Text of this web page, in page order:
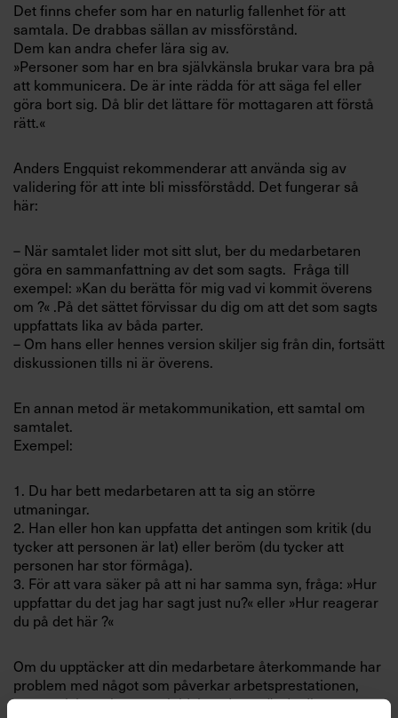
Det finns chefer som har en naturlig fallenhet för att
samtala. De drabbas sällan av missförstånd.
Dem kan andra chefer lära sig av.
»Personer som har en bra självkänsla brukar vara bra på
att kommunicera. De är inte rädda för att säga fel eller
göra bort sig. Då blir det lättare för mottagaren att förstå
rätt.«
Anders Engquist rekommenderar att använda sig av
validering för att inte bli missförstådd. Det fungerar så
här:
– När samtalet lider mot sitt slut, ber du medarbetaren
göra en sammanfattning av det som sagts. Fråga till
exempel: »Kan du berätta för mig vad vi kommit överens
om ?« .På det sättet förvissar du dig om att det som sagts
uppfattats lika av båda parter.
– Om hans eller hennes version skiljer sig från din, fortsätt
diskussionen tills ni är överens.
En annan metod är metakommunikation, ett samtal om
samtalet.
Exempel:
1. Du har bett medarbetaren att ta sig an större
utmaningar.
2. Han eller hon kan uppfatta det antingen som kritik (du
tycker att personen är lat) eller beröm (du tycker att
personen har stor förmåga).
3. För att vara säker på att ni har samma syn, fråga: »Hur
uppfattar du det jag har sagt just nu?« eller »Hur reagerar
du på det här ?«
Om du upptäcker att din medarbetare återkommande har
problem med något som påverkar arbetsprestationen,
exempelvis att leverera i tid, kan du använda dig av